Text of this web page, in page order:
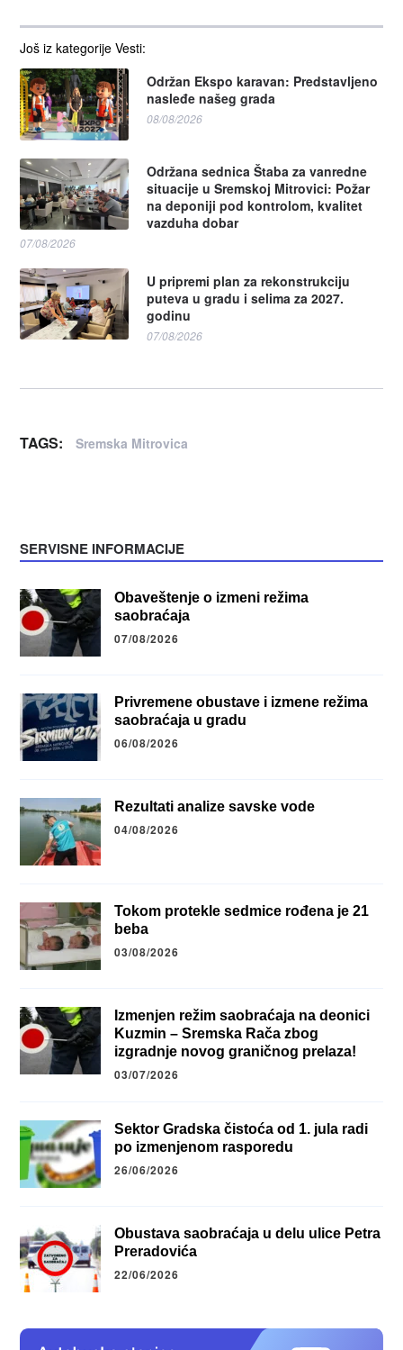
Još iz kategorije Vesti:
Održan Ekspo karavan: Predstavljeno
nasleđe našeg grada
08/08/2026
Održana sednica Štaba za vanredne
situacije u Sremskoj Mitrovici: Požar
na deponiji pod kontrolom, kvalitet
vazduha dobar
07/08/2026
U pripremi plan za rekonstrukciju
puteva u gradu i selima za 2027.
godinu
07/08/2026
TAGS: Sremska Mitrovica
SERVISNE INFORMACIJE
Obaveštenje o izmeni režima
saobraćaja
07/08/2026
Privremene obustave i izmene režima
saobraćaja u gradu
06/08/2026
Rezultati analize savske vode
04/08/2026
Tokom protekle sedmice rođena je 21
beba
03/08/2026
Izmenjen režim saobraćaja na deonici
Kuzmin – Sremska Rača zbog
izgradnje novog graničnog prelaza!
03/07/2026
Sektor Gradska čistoća od 1. jula radi
po izmenjenom rasporedu
26/06/2026
Obustava saobraćaja u delu ulice Petra
Preradovića
22/06/2026